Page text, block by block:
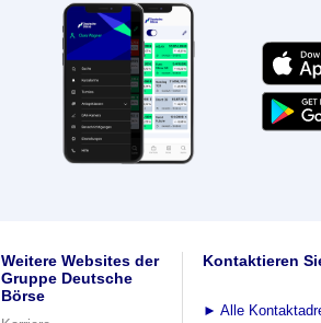
Weitere Websites der
Gruppe Deutsche
Börse
Kontaktieren
► Alle